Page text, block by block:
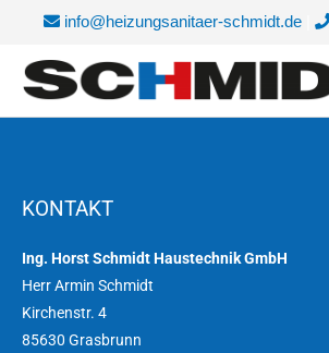
info@heizungsanitaer-schmidt.de|
springen
KONTAKT
Ing. Horst Schmidt Haustechnik GmbH
Herr Armin Schmidt
Kirchenstr. 4
85630 Grasbrunn